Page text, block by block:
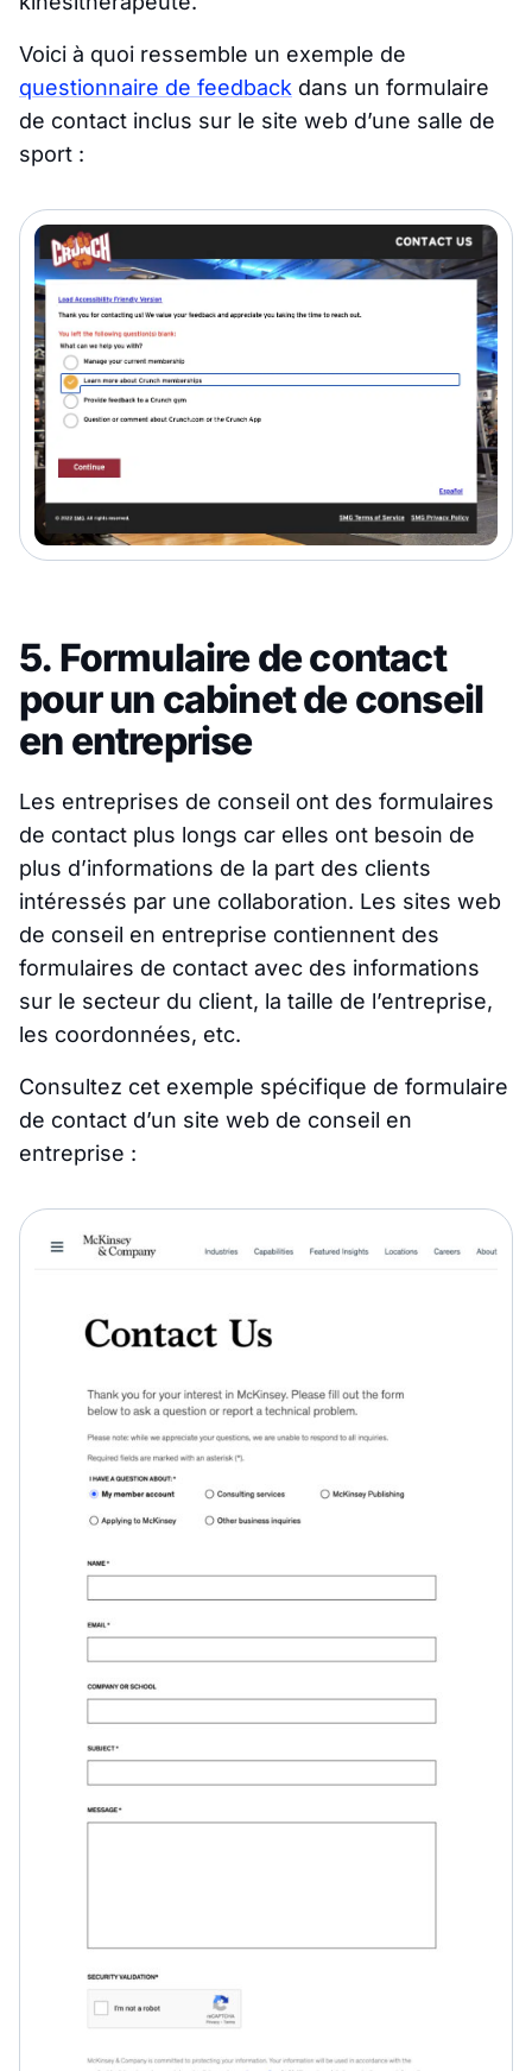
Voici à quoi ressemble un exemple de
questionnaire de feedback dans un formulaire
de contact inclus sur le site web d’une salle de
sport :
5. Formulaire de contact
pour un cabinet de conseil
en entreprise
Les entreprises de conseil ont des formulaires
de contact plus longs car elles ont besoin de
plus d’informations de la part des clients
intéressés par une collaboration. Les sites web
de conseil en entreprise contiennent des
formulaires de contact avec des informations
sur le secteur du client, la taille de l’entreprise,
les coordonnées, etc.
Consultez cet exemple spécifique de formulaire
de contact d’un site web de conseil en
entreprise :